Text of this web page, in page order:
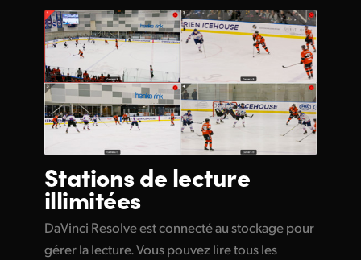
Stations delecture
illimitées
DaVinci Resolve est connecté au stockage pour
gérer la lecture. Vous pouvez lire tous les